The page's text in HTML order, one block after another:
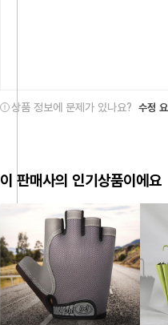
상품 정보에 문제가 있나요? 수정
이 판매사의 인기상품이에요